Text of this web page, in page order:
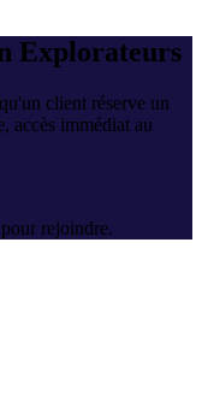
Explorateurs
client réserve un
accès immédiat au
rejoindre.